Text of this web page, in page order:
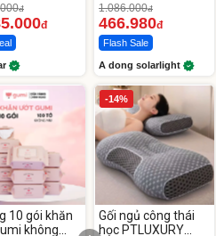
đ
đ
2026 có 120 viên
LED lớn
1.086.000đ
466.980đ
Flash Sale
A dong solarlight
10 gói khăn
không
-14%
Gối ngủ công thái
học PTLUXURY